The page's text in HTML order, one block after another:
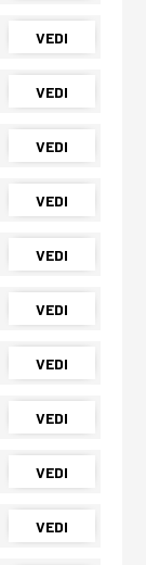
VEDI
VEDI
VEDI
VEDI
VEDI
VEDI
VEDI
VEDI
VEDI
VEDI